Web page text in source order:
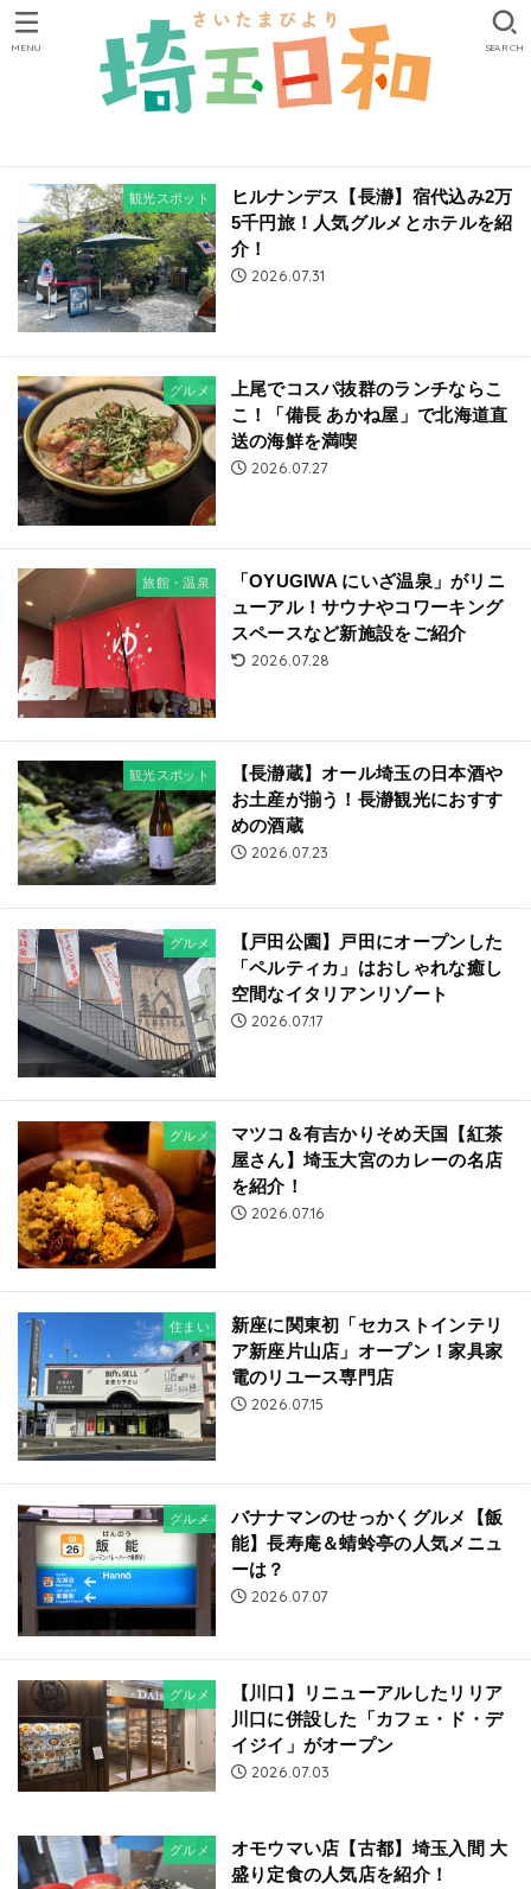
SEARCH
MENU
観光スポット
ヒルナンデス【長瀞】宿代込み2万
5千円旅！人気グルメとホテルを紹
介！
2026.07.31
グルメ
上尾でコスパ抜群のランチならこ
こ！「備長 あかね屋」で北海道直
送の海鮮を満喫
2026.07.27
旅館・温泉
「OYUGIWA にいざ温泉」がリニ
ューアル！サウナやコワーキング
スペースなど新施設をご紹介
2026.07.28
観光スポット
【長瀞蔵】オール埼玉の日本酒や
お土産が揃う！長瀞観光におすす
めの酒蔵
2026.07.23
グルメ
【戸田公園】戸田にオープンした
「ペルティカ」はおしゃれな癒し
空間なイタリアンリゾート
2026.07.17
グルメ
マツコ＆有吉かりそめ天国【紅茶
屋さん】埼玉大宮のカレーの名店
を紹介！
2026.07.16
住まい
新座に関東初「セカストインテリ
ア新座片山店」オープン！家具家
電のリユース専門店
2026.07.15
グルメ
バナナマンのせっかくグルメ【飯
能】長寿庵＆蜻蛉亭の人気メニュ
ーは？
2026.07.07
グルメ
【川口】リニューアルしたリリア
川口に併設した「カフェ・ド・デ
イジイ」がオープン
2026.07.03
グルメ
オモウマい店【古都】埼玉入間 大
盛り定食の人気店を紹介！